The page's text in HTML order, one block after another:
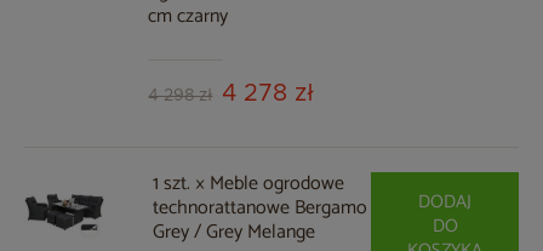
cm czarny
4 298 zł 4 278 zł
1 szt. × Meble ogrodowe
technorattanowe Bergamo
Grey / Grey Melange
DODAJ
DO